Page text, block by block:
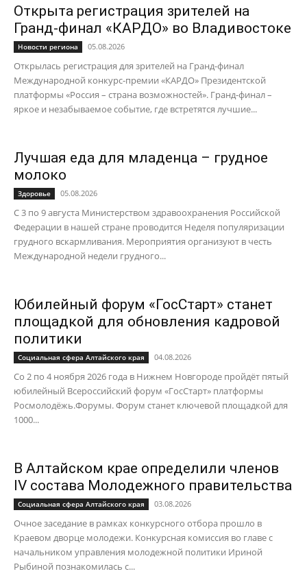
Открыта регистрация зрителей на
Гранд-финал «КАРДО» во Владивостоке
Новости региона 05.08.2026
Открылась регистрация для зрителей на Гранд-финал
Международной конкурс-премии «КАРДО» Президентской
платформы «Россия – страна возможностей». Гранд-финал –
яркое и незабываемое событие, где встретятся лучшие...
Лучшая еда для младенца – грудное
молоко
Здоровье 05.08.2026
С 3 по 9 августа Министерством здравоохранения Российской
Федерации в нашей стране проводится Неделя популяризации
грудного вскармливания. Мероприятия организуют в честь
Международной недели грудного...
Юбилейный форум «ГосСтарт» станет
площадкой для обновления кадровой
политики
Социальная сфера Алтайского края 04.08.2026
Со 2 по 4 ноября 2026 года в Нижнем Новгороде пройдёт пятый
юбилейный Всероссийский форум «ГосСтарт» платформы
Росмолодёжь.Форумы. Форум станет ключевой площадкой для
1000...
В Алтайском крае определили членов
IV состава Молодежного правительства
Социальная сфера Алтайского края 03.08.2026
Очное заседание в рамках конкурсного отбора прошло в
Краевом дворце молодежи. Конкурсная комиссия во главе с
начальником управления молодежной политики Ириной
Рыбиной познакомилась с...